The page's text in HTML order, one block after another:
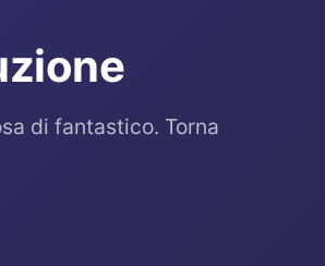
di fantastico. Torna